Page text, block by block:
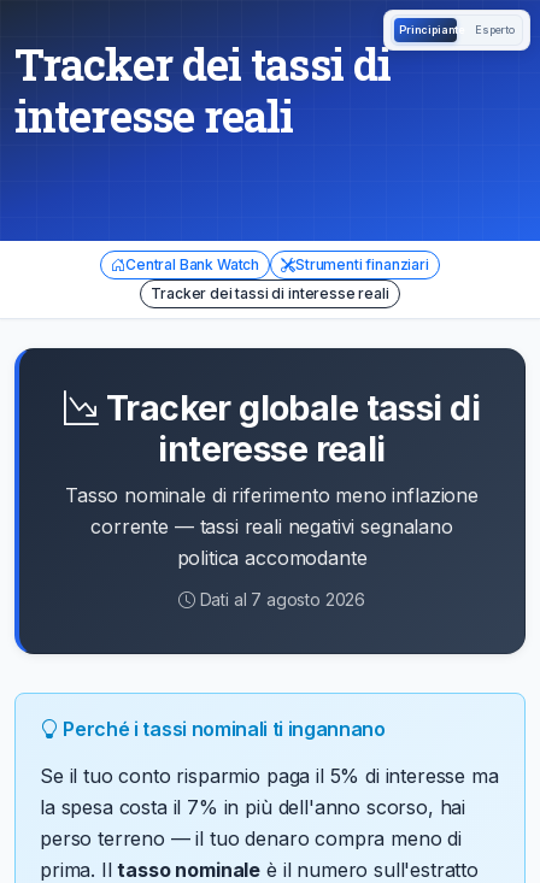
Tracker dei tassi di
interesse reali
Central Bank Watch
Strumenti finanziari
Tracker dei tassi di interesse reali
Tracker globale tassi di
interesse reali
Tasso nominale di riferimento meno inflazione
corrente — tassi reali negativi segnalano
politica accomodante
Dati al 7 agosto 2026
Perché i tassi nominali ti ingannano
Se il tuo conto risparmio paga il 5% di interesse ma
la spesa costa il 7% in più dell'anno scorso, hai
perso terreno — il tuo denaro compra meno di
prima. Iltasso nominale è il numero sull'estratto
Principiante Esperto